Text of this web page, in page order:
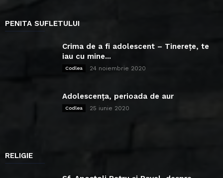
PENITA SUFLETULUI
Crima de a fi adolescent – Tinerețe, te
iau cu mine...
Codlea 24 noiembrie 2020
Adolescența, perioada de aur
Codlea 25 iunie 2020
RELIGIE